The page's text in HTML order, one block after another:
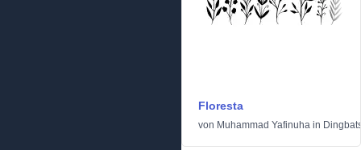
Floresta
von Muhammad Yafinuha in